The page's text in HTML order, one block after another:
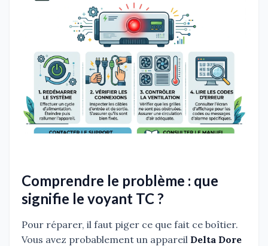
Comprendre le problème : que
signifie le voyant TC ?
Pour réparer, il faut piger ce que fait ce boîtier.
Vous avez probablement un appareil Delta Dore